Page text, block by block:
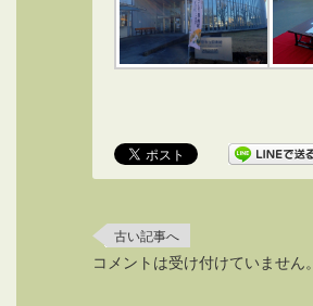
古い記事へ
コメントは受け付けていません。